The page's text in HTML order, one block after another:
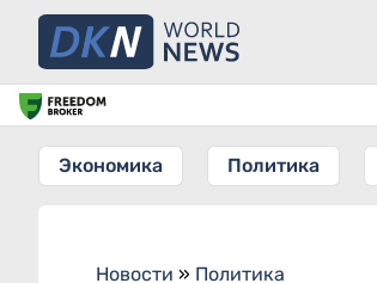
Экономика Политика
Новости » Политика